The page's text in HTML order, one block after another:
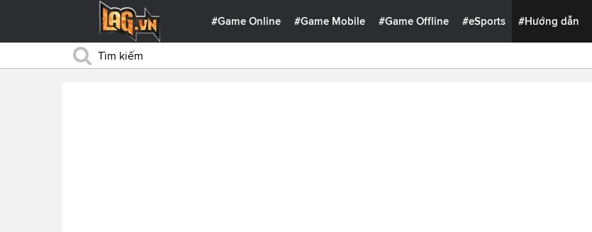
#Game Online #Game Mobile #Game Offline #eSports #Hướng dẫn